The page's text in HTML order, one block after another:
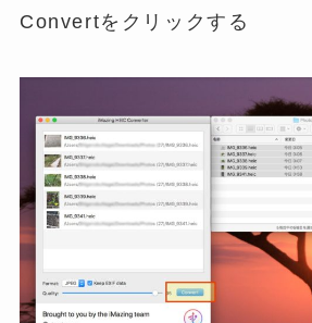
Convertをクリックする